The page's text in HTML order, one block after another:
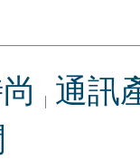
通訊